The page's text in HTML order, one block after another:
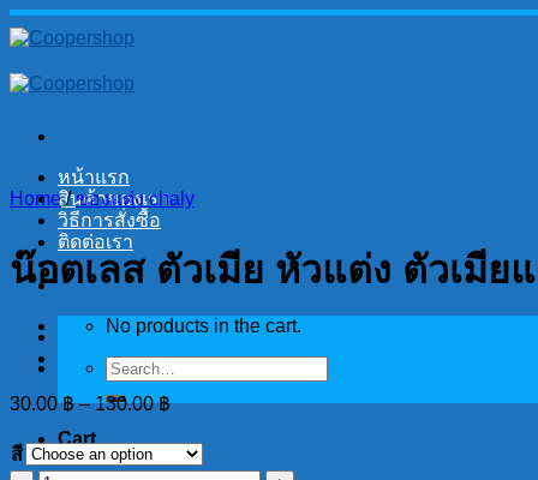
Skip
to
หน้าแรก
สินค้าของเรา
วิธีการสั่งซื้อ
ติดต่อเรา
No products in the cart.
Search
for:
Cart
Home / ของแต่ง chaly
น๊อตเลส ตัวเมีย หัวแต่ง ตัวเมีย
30.00฿–130.00฿
สี